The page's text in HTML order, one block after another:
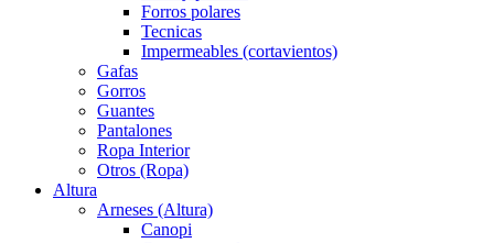
Forros polares
Tecnicas
Impermeables (cortavientos)
Gafas
Gorros
Guantes
Pantalones
Ropa Interior
Otros (Ropa)
Altura
Arneses (Altura)
Canopi